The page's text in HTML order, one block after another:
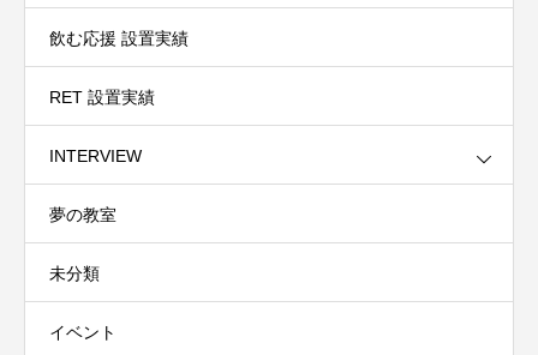
飲む応援 設置実績
RET 設置実績
INTERVIEW
夢の教室
未分類
イベント